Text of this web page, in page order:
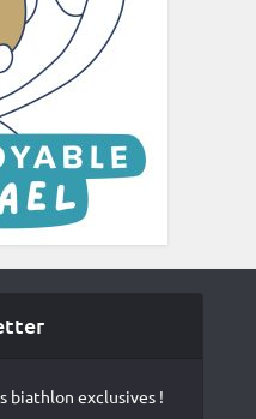
biathlon exclusives !